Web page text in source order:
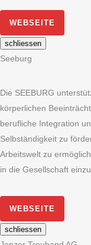
WEBSEITE
schliessen
Seeburg
Die SEEBURG
körperlichen
berufliche Integration
Selbständigkeit zu
Arbeitswelt zu
in die Gesellschaft
WEBSEITE
schliessen